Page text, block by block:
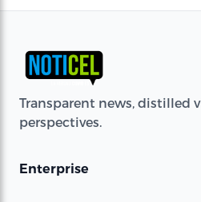
Transparent news, distilled
perspectives.
Enterprise